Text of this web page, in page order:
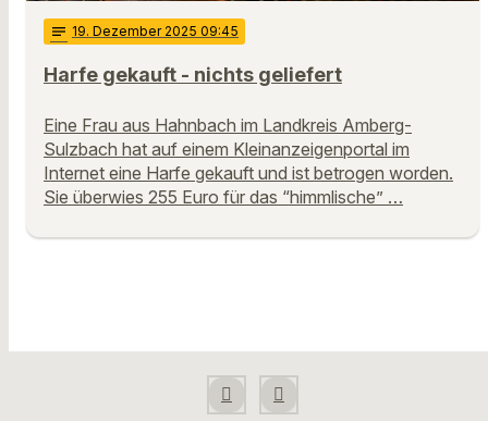
notes 19. Dezember 2025 09:45
Harfe gekauft - nichts geliefert
Eine Frau aus Hahnbach im Landkreis Amberg-
Sulzbach hat auf einem Kleinanzeigenportal im
Internet eine Harfe gekauft und ist betrogen worden.
Sie überwies 255 Euro für das “himmlische” …